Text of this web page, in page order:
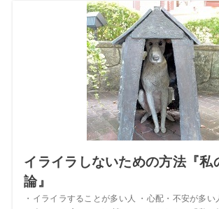
イライラしないための方法『私
論』
・イライラすることが多い人 ・心配・不安が多い